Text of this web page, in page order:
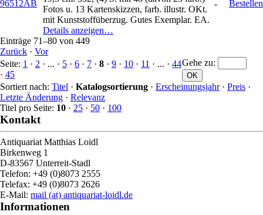
Fotos u. 13 Kartenskizzen, farb. illustr. OKt.
mit Kunststoffüberzug. Gutes Exemplar. EA.
Details anzeigen…
-
Einträge 71–80 von 449
Zurück · Vor
Seite: 1 · 2 · ... · 5 · 6 · 7 · 8 · 9 · 10 · 11 · ... · 44
· 45
Gehe zu:
Sortiert nach: Titel · Katalogsortierung · Erscheinungsjahr· Preis ·
Letzte Änderung · Relevanz
Titel pro Seite: 10 · 25 · 50 · 100
Kontakt
Antiquariat Matthias Loidl
Birkenweg 1
D-83567 Unterreit-Stadl
Telefon: +49 (0)8073 2555
Telefax: +49 (0)8073 2626
E-Mail: mail (at) antiquariat-loidl.de
Informationen